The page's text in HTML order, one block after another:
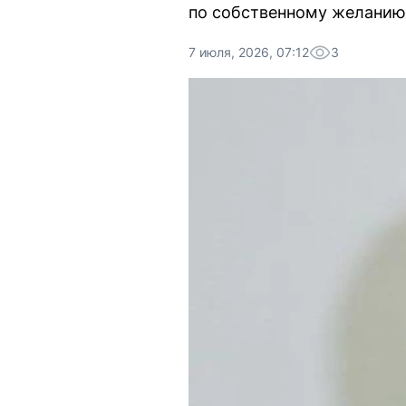
по собственному
7 июля, 2026, 07:12 3